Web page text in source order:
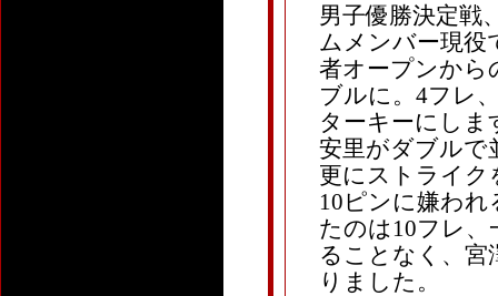
男子優勝決定戦
ムメンバー現役
者オープンから
ブルに。4フレ
ターキーにしま
安里がダブルで
更にストライク
10ピンに嫌わ
たのは10フレ、
ることなく、宮
りました。